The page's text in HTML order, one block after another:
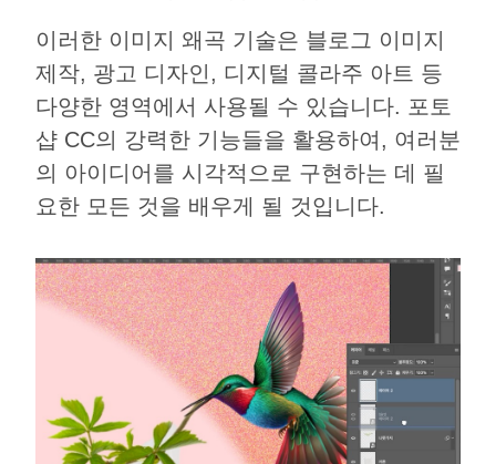
이러한 이미지 왜곡 기술은 블로그 이미지
제작, 광고 디자인, 디지털 콜라주 아트 등
다양한 영역에서 사용될 수 있습니다. 포토
샵 CC의 강력한 기능들을 활용하여, 여러분
의 아이디어를 시각적으로 구현하는 데 필
요한 모든 것을 배우게 될 것입니다.